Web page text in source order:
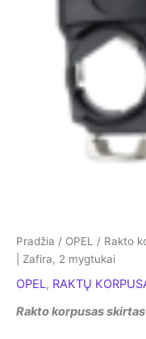
Pradžia / OPEL
/ Rakto
| Zafira, 2 mygtukai
OPEL, RAKTŲ
Rakto korpusas